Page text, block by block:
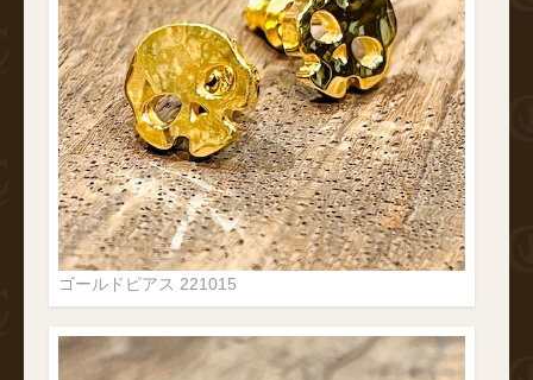
ゴールドピアス 221015